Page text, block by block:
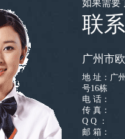
如果需要
联
广州市
地 址：广
号16栋
电 话：
传 真：
Q Q ：
邮 箱：